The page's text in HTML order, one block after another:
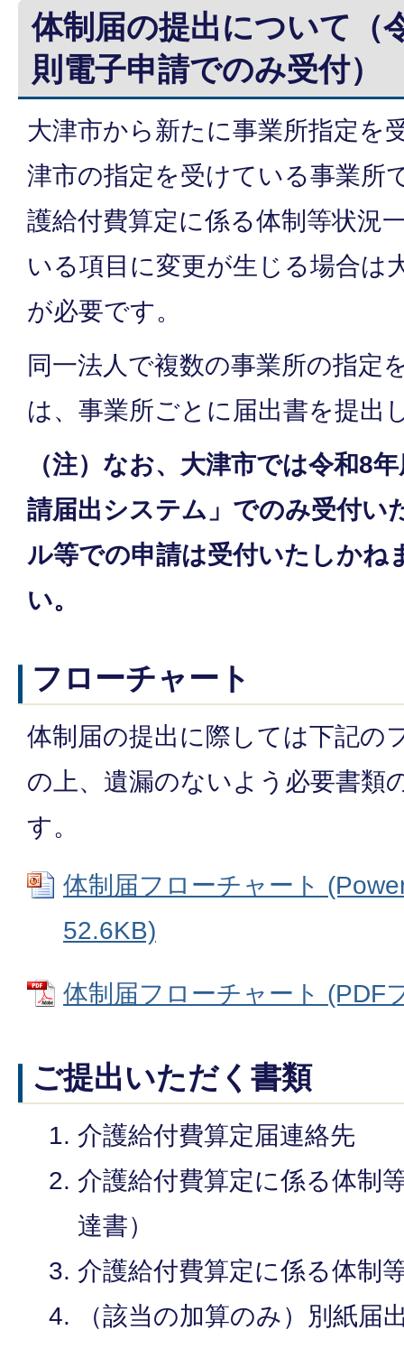
体制届の提出について（
則電子申請でのみ受付）
大津市から新たに事業所指定を
津市の指定を受けている事業所
護給付費算定に係る体制等状況
いる項目に変更が生じる場合は
が必要です。
同一法人で複数の事業所の指定
は、事業所ごとに届出書を提出
（注）なお、大津市では令和8
請届出システム」でのみ受付い
ル等での申請は受付いたしかね
い。
フローチャート
体制届の提出に際しては下記の
の上、遺漏のないよう必要書類
す。
体制届フローチャート
52.6KB)
体制届フローチャート (PDF
ご提出いただく書類
介護給付費算定届連絡先
介護給付費算定に係る体制
達書）
介護給付費算定に係る体制
（該当の加算のみ）別紙届